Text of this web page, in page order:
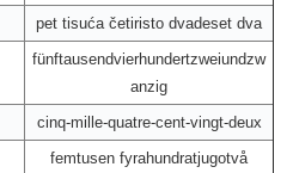
pet tisuća četiristo dvadeset dva
fünftausendvierhundertzweiundzw
anzig
cinq-mille-quatre-cent-vingt-deux
femtusen fyrahundratjugotvå